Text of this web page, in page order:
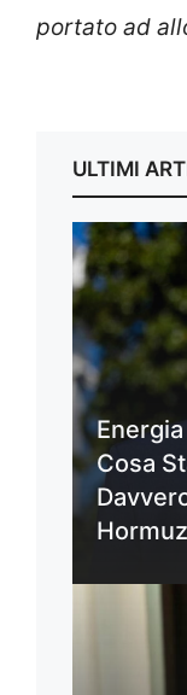
portato ad
ULTIMI
Cosa
Hormuz